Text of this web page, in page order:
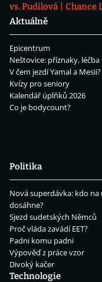
vs. Pudilová
Chance
Aktuálně
Epicentrum
Neštovice: příznaky, léčba
V čem jezdí Yamal a Mesii?
Kvízy pro seniory
Kalendář úplňků 2026
Co je bodycount?
Politika
Nová superdávka: kdo na
dosáhne?
Sjezd sudetských Němců
Proč vláda zavádí EET?
Padni komu padni
Výpověď z práce vzor
Divoký kačer
Technologie